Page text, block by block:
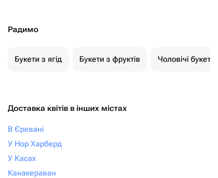
Радимо
Букети з ягід Букети з фруктів Чоловічі букети
Доставка квітів в інших містах
В Єревані
У Нор Харберд
У Касах
Канакераван